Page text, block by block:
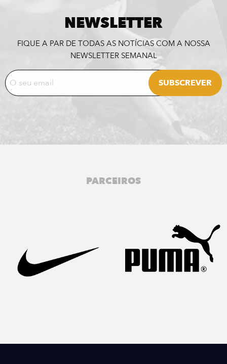
NEWSLETTER
FIQUE A PAR DE TODAS AS NOTÍCIAS COM A NOSSA
NEWSLETTER SEMANAL
PARCEIROS